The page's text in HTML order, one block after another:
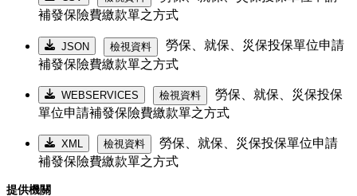
補發保險費繳款單之方式
JSON 檢視資料
勞保、就保、災保投保單位申請
補發保險費繳款單之方式
WEBSERVICES 檢視資料
勞保、就保、災保投保
單位申請補發保險費繳款單之方式
XML 檢視資料
勞保、就保、災保投保單位申請
補發保險費繳款單之方式
提供機關